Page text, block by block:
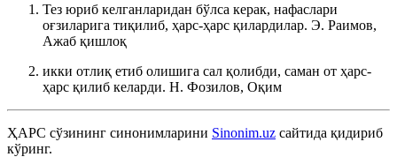
Тез юриб келганларидан бўлса керак, нафаслари
оғзиларига тиқилиб, ҳарс-ҳарс қилардилар. Э. Раимов,
Ажаб қишлоқ
икки отлиқ етиб олишига сал қолибди, саман от ҳарс-
ҳарс қилиб келарди. Н. Фозилов, Оқим
ҲАРС сўзининг синонимларини Sinonim.uz сайтида қидириб
кўринг.